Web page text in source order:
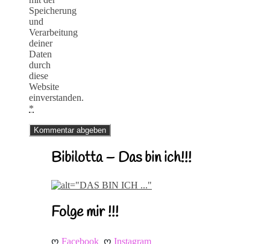
Speicherung
und
Verarbeitung
deiner
Daten
durch
diese
Website
einverstanden.
*
Bibilotta – Das bin ich!!!
Folge mir !!!
ღ Facebook ღ Instagram